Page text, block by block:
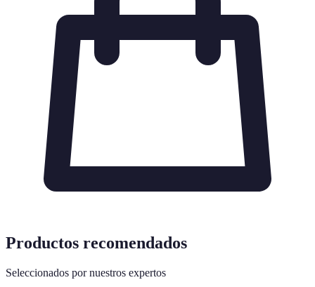
Productos recomendados
Seleccionados por nuestros expertos